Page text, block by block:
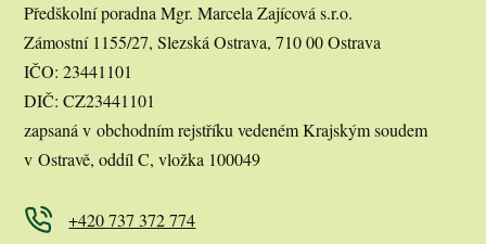
Předškolní poradna Mgr. Marcela Zajícová s.r.o.
Zámostní 1155/27, Slezská Ostrava, 710 00 Ostrava
IČO: 23441101
DIČ: CZ23441101
zapsaná v obchodním rejstříku vedeném Krajským soudem
v Ostravě, oddíl C, vložka 100049
+420 737 372 774